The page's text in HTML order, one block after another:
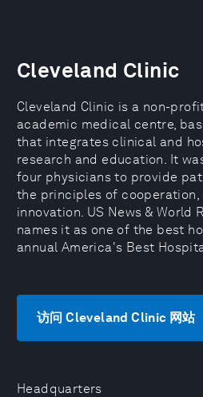
Headquarters
Cleveland Clinic
Cleveland Clinic is a non-
academic medical centre,
that integrates clinical and
research and education. It
four physicians to provide
the principles of cooperation,
innovation. US News & World
names it as one of the best
annual America's Best
访问 Cleveland Clinic 网站